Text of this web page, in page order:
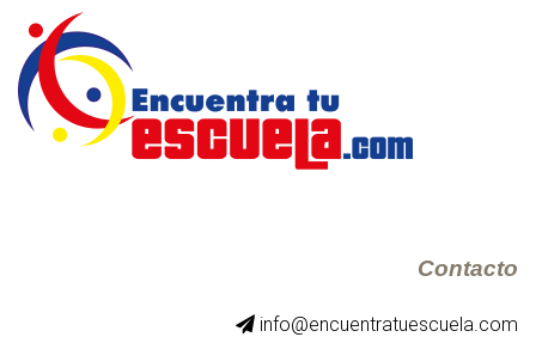
Contacto
info@encuentratuescuela.com